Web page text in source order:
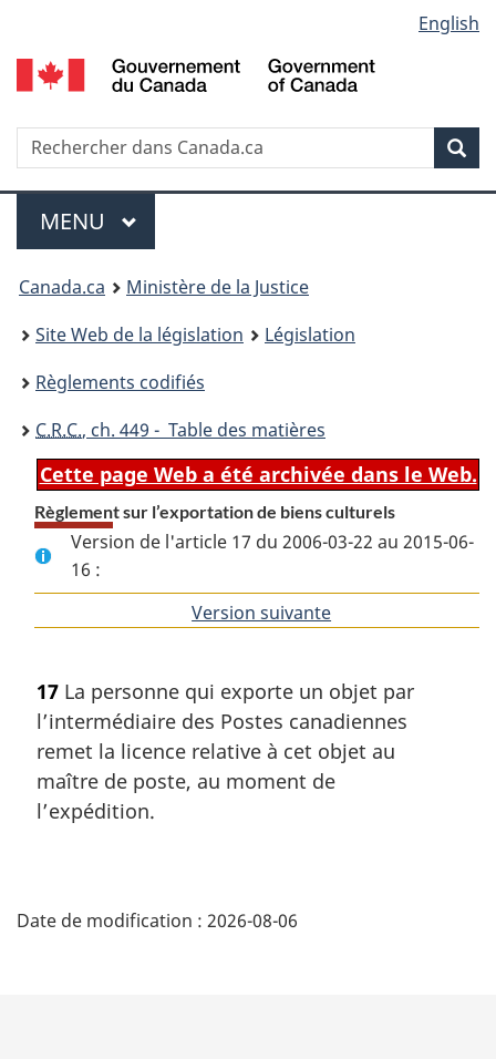
au
contenu
propos
de
la
HTML
simplifiée
selection
English
Recherche
Menu
MENU PRINCIPAL
You
are
here:
Canada.ca
Ministère de la Justice
Site Web de la législation
Législation
Règlements codifiés
C.R.C., ch. 449 - Table des matières
Cette page Web a été archivée dans le Web.
Règlement sur l’exportation de biens culturels
Version de l'article 17 du 2006-03-22 au 2015-06-
16 :
Version suivante
17 La personne qui exporte un objet par
l’intermédiaire des Postes canadiennes
remet la licence relative à cet objet au
maître de poste, au moment de
l’expédition.
é
Date de modification : 2026-08-06